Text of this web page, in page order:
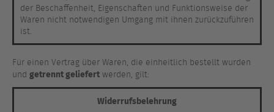
der Beschaffenheit, Eigenschaften und Funktionsweise der
Waren nicht notwendigen Umgang mit ihnen zurückzuführen
ist.
Für einen Vertrag über Waren, die einheitlich bestellt wurden
und getrennt geliefert werden, gilt:
Widerrufsbelehrung